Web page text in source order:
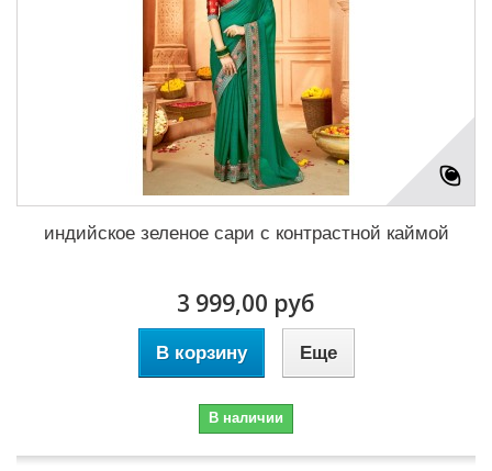
индийское зеленое сари с контрастной каймой
3 999,00 руб
В корзину Еще
В наличии